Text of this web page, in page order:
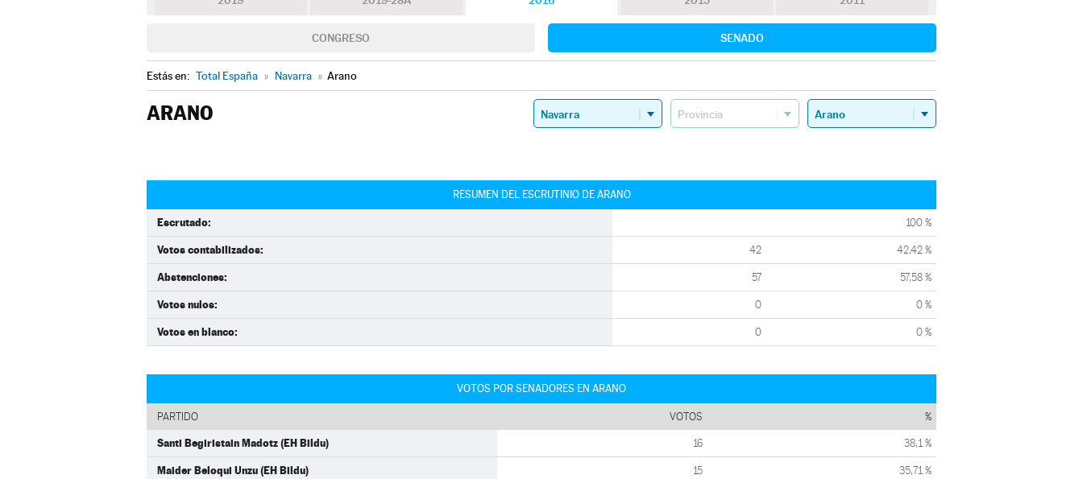
CONGRESO SENADO
Estás en: Total España » Navarra » Arano
ARANO
RESUMEN DEL ESCRUTINIO DE ARANO
Escrutado: 100 %
Votos contabilizados: 42 42,42 %
Abstenciones: 57 57,58 %
Votos nulos: 0 0 %
Votos en blanco: 0 0 %
VOTOS POR SENADORES EN ARANO
PARTIDO VOTOS %
Santi Begiristain Madotz (EH Bildu) 16 38,1 %
Maider Beloqui Unzu (EH Bildu) 15 35,71 %